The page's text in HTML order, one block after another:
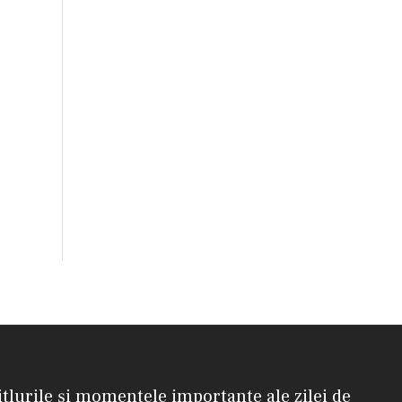
și momentele importante ale zilei de